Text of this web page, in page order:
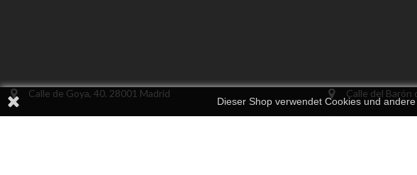
Dieser Shop verwendet Cookies und
Calle de Goya, 40. 28001 Madrid
info@finewatches.es
Calle del Barón